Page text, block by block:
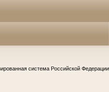
система Российской